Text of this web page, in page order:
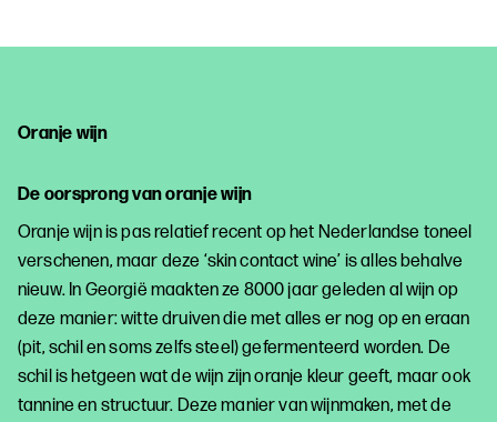
Oranje wijn
De oorsprong van oranje wijn
Oranje wijn is pas relatief recent op het Nederlandse toneel
verschenen, maar deze ‘skin contact wine’ is alles behalve
nieuw. In Georgië maakten ze 8000 jaar geleden al wijn op
deze manier: witte druiven die met alles er nog op en eraan
(pit, schil en soms zelfs steel) gefermenteerd worden. De
schil is hetgeen wat de wijn zijn oranje kleur geeft, maar ook
tannine en structuur. Deze manier van wijnmaken, met de